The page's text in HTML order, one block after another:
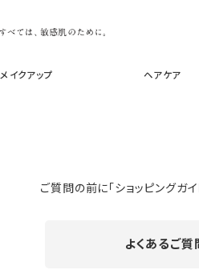
メイクアップ ヘアケア
ご質問の前に「ショッピングガ
よくあるご質